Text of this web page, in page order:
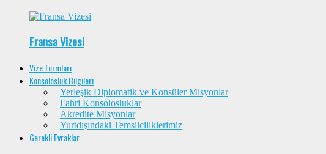
Fransa Vizesi
Vize formları
Konsolosluk Bilgileri
Yerleşik Diplomatik ve Konsüler Misyonlar
Fahri Konsolosluklar
Akredite Misyonlar
Yurtdışındaki Temsilciliklerimiz
Gerekli Evraklar